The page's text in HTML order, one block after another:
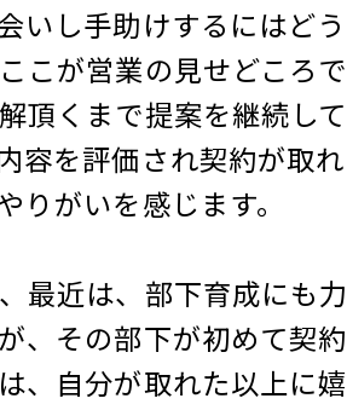
いし手助けするにはど
こが営業の見せどころ
頂くまで提案を継続し
容を評価され契約が取
りがいを感じます。
最近は、部下育成にも
、その部下が初めて契
、自分が取れた以上に